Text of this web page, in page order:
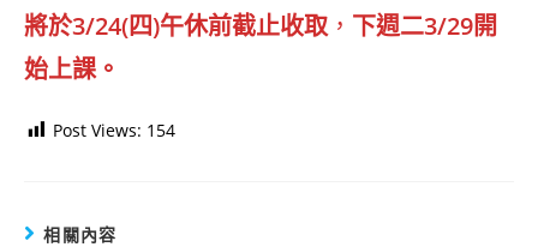
將於3/24(四)午休前截止收取， 下週二3/29開
始上課。
Post Views: 154
相關內容